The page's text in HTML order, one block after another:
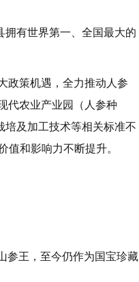
拥有世界第一、全国最大的
政策机遇，全力推动人参
代农业产业园（人参种
培及加工技术等相关标准不
和影响力不断提升。
参王，至今仍作为国宝珍藏